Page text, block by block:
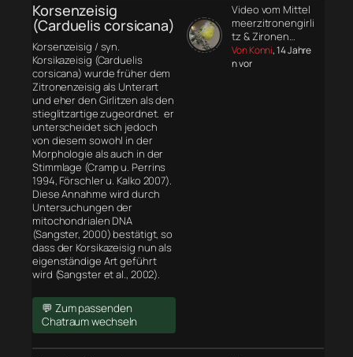
Korsenzeisig
(Carduelis corsicana)
Korsenzeisig / syn.
Korsikazeisig (Carduelis
corsicana) wurde früher dem
Zitronenzeisig als Unterart
und eher den Girlitzen als den
stieglitzartige zugeordnet. er
unterscheidet sich jedoch
von diesem sowohl in der
Morphologie als auch in der
Stimmlage (Cramp u. Perrins
1994, Förschler u. Kalko 2007).
Diese Annahme wird durch
Untersuchungen der
mitochondrialen DNA
(Sangster, 2000) bestätigt, so
dass der Korsikazeisig nun als
eigenständige Art geführt
wird (Sangster et al., 2002).
💬 Zum passenden
Chatraum wechseln
Video vom Mittel
meerzitronengirli
tz & Zironen…
Von Konni, 14 Jahre
n vor